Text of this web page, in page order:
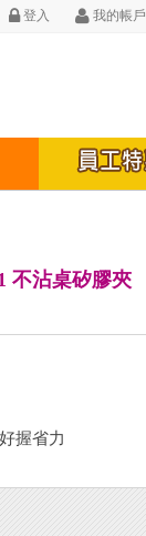
登入 我的帳戶
不沾桌矽膠夾
握省力